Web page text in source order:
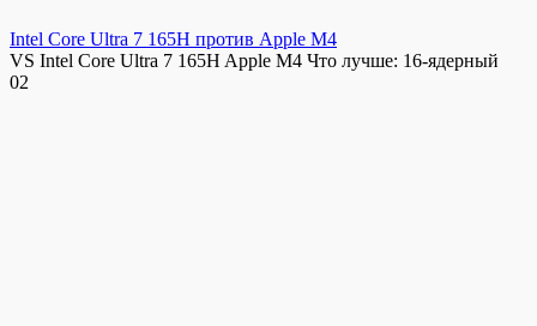
Intel Core Ultra 7 165H против Apple M4
VS Intel Core Ultra 7 165H Apple M4 Что лучше: 16-ядерный
02